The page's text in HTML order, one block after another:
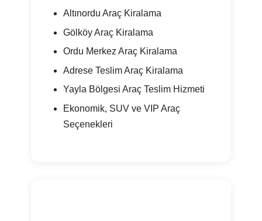
Altınordu Araç Kiralama
Gölköy Araç Kiralama
Ordu Merkez Araç Kiralama
Adrese Teslim Araç Kiralama
Yayla Bölgesi Araç Teslim Hizmeti
Ekonomik, SUV ve VIP Araç
Seçenekleri